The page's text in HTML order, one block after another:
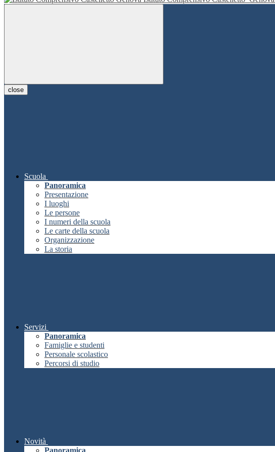
close
Scuola
Panoramica
Presentazione
I luoghi
Le persone
I numeri della scuola
Le carte della scuola
Organizzazione
La storia
Servizi
Panoramica
Famiglie e studenti
Personale scolastico
Percorsi di studio
Novità